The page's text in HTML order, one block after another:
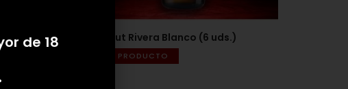
Vermut Rivera Blanco (6 uds.)
VER PRODUCTO
de 18